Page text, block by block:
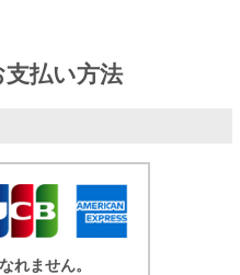
払い方法
れません。